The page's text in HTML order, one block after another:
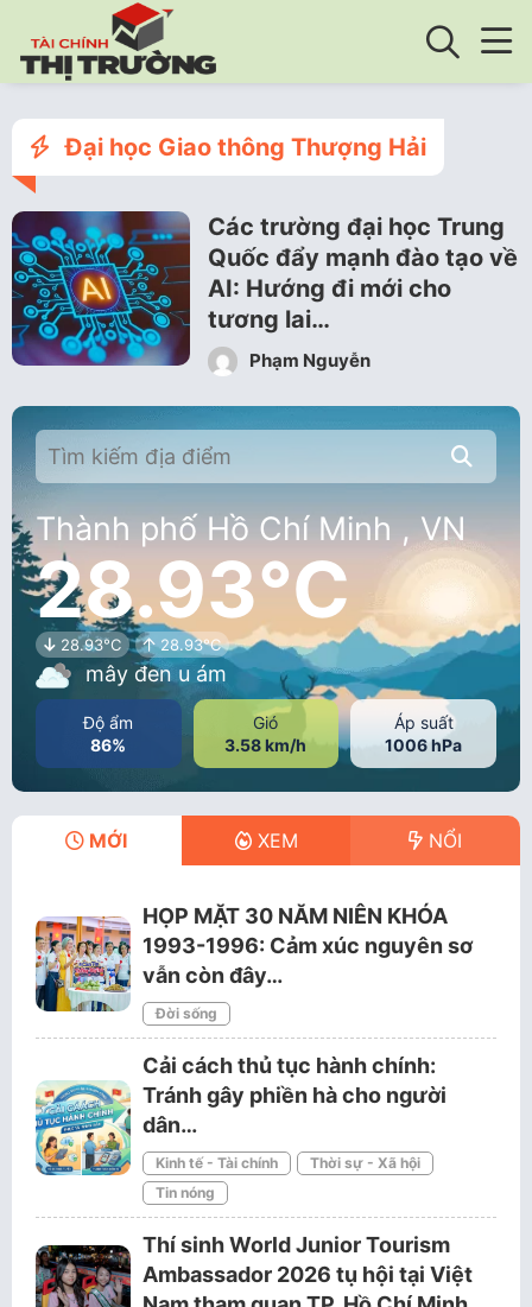
Đại học Giao thông Thượng Hải
Các trường đại học Trung
Quốc đẩy mạnh đào tạo về
AI: Hướng đi mới cho
tương lai…
Phạm Nguyễn
Thành phố Hồ Chí Minh , VN
28.93°C
28.93°C 28.93°C
mây đen u ám
Độ ẩm
86%
Gió
3.58 km/h
Áp suất
1006 hPa
MỚI XEM NỔI
HỌP MẶT 30 NĂM NIÊN KHÓA
1993-1996: Cảm xúc nguyên sơ
vẫn còn đây…
Đời sống
Cải cách thủ tục hành chính:
Tránh gây phiền hà cho người
dân…
Kinh tế - Tài chính
Thời sự - Xã hội
Tin nóng
Thí sinh World Junior Tourism
Ambassador 2026 tụ hội tại Việt